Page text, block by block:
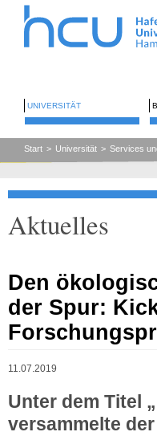
UNIVERSITÄT
Start > Universität > Services
Aktuelles
Den
der Spur:
11.07.2019
Unter dem Titel
versammelte